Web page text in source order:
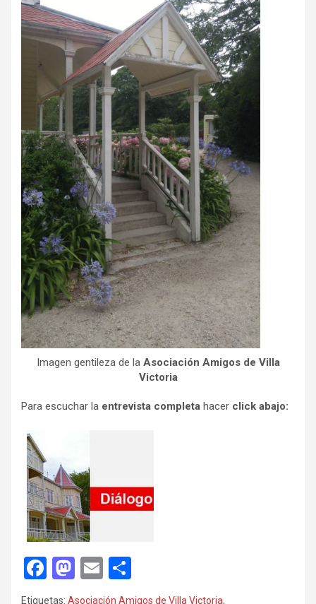
Imagen gentileza de la Asociación Amigos de Villa
Victoria
Para escuchar la entrevista completa hacer click abajo:
F
a
M E
m o
Etiquetas: Asociación Amigos de Villa Victoria,